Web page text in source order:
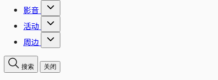
影音
活动
周边
搜索 关闭